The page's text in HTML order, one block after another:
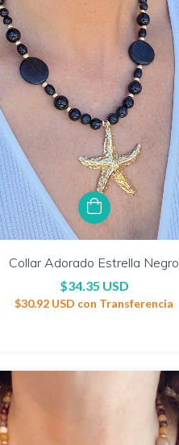
Collar Adorado Estrella Negro
$34.35 USD
$30.92 USD con Transferencia